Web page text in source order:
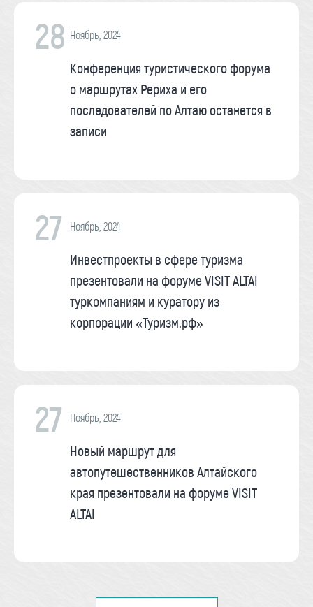
28 Ноябрь, 2024
Конференция туристического форума
о маршрутах Рериха и его
последователей по Алтаю останется в
записи
27 Ноябрь, 2024
Инвестпроекты в сфере туризма
презентовали на форуме VISIT ALTAI
туркомпаниям и куратору из
корпорации «Туризм.рф»
27 Ноябрь, 2024
Новый маршрут для
автопутешественников Алтайского
края презентовали на форуме VISIT
ALTAI